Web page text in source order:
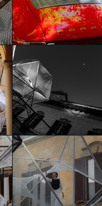
The Art of Dreams
Sizhu Li
The Art of Dreams
Andrea Ferrario
The Art of Dreams